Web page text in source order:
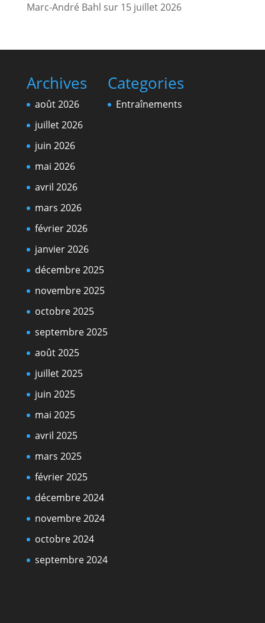
Marc-André Bahl sur 15 juillet 2026
Archives
août 2026
juillet 2026
juin 2026
mai 2026
avril 2026
mars 2026
février 2026
janvier 2026
décembre 2025
novembre 2025
octobre 2025
septembre 2025
août 2025
juillet 2025
juin 2025
mai 2025
avril 2025
mars 2025
février 2025
décembre 2024
novembre 2024
octobre 2024
septembre 2024
Categories
Entraînements